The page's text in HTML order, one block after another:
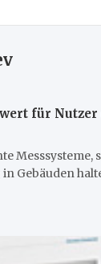
für
Messsysteme,
Gebäuden